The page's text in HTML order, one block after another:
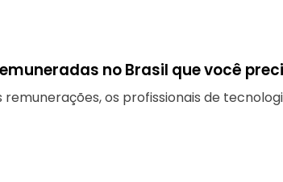
no Brasil que você
os profissionais de